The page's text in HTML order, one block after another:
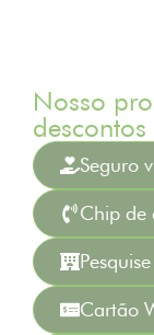
Nosso
Seguro
Chip de
Cartão